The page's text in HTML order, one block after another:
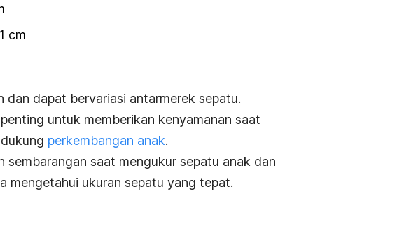
cm
dan dapat bervariasi antarmerek sepatu.
untuk memberikan kenyamanan saat
perkembangan anak.
sembarangan saat mengukur sepatu anak dan
mengetahui ukuran sepatu yang tepat.